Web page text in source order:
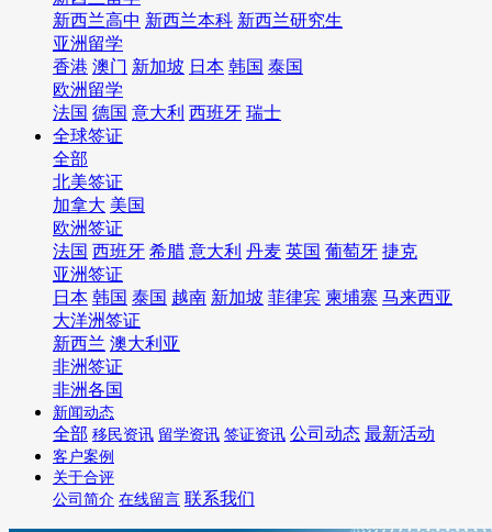
新西兰高中 新西兰本科 新西兰研究生
亚洲留学
香港 澳门 新加坡 日本 韩国 泰国
欧洲留学
法国 德国 意大利 西班牙 瑞士
全球签证
全部
北美签证
加拿大 美国
欧洲签证
法国 西班牙 希腊 意大利 丹麦 英国 葡萄牙 捷克
亚洲签证
日本 韩国 泰国 越南 新加坡 菲律宾 柬埔寨 马来西亚
大洋洲签证
新西兰 澳大利亚
非洲签证
非洲各国
新闻动态
全部 移民资讯 留学资讯 签证资讯 公司动态 最新活动
客户案例
关于合评
公司简介 在线留言 联系我们